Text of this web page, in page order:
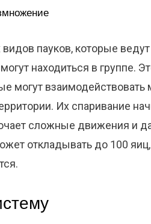
видов пауков, которые
находиться в группе.
могут
Их спаривание
сложные движения и
откладывать до 100